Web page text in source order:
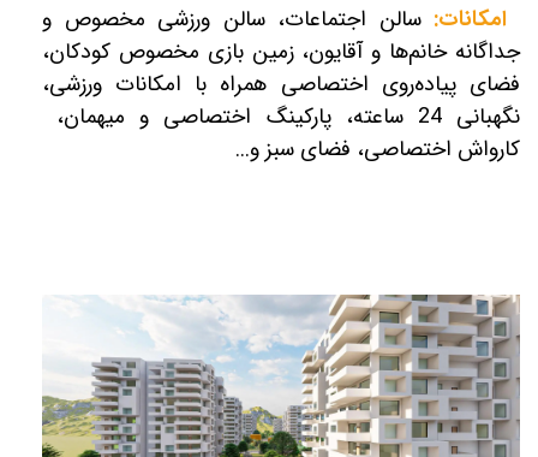
امکانات:سالن اجتماعات، سالن ورزشی مخصوص و
جداگانه خانم‌ها و آقایون، زمین بازی مخصوص کودکان،
فضای پیاده‌روی اختصاصی همراه با امکانات ورزشی،
نگهبانی 24 ساعته، پارکینگ اختصاصی و میهمان،
کارواش اختصاصی، فضای سبز و...